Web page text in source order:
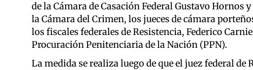
de la Cámara de Casación Federal Gustavo
la Cámara del Crimen, los jueces de cámara
los fiscales federales de Resistencia, Federico
Procuración Penitenciaria de la Nación (PPN).
La medida se realiza luego de que el juez federal